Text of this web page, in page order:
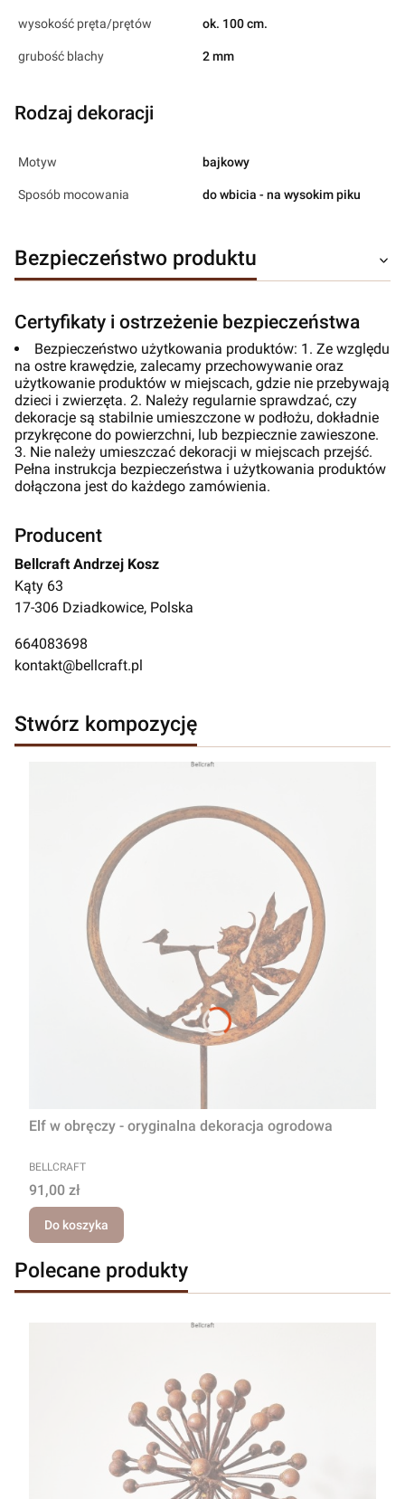
wysokość pręta/prętów ok. 100 cm.
grubość blachy 2 mm
Rodzaj dekoracji
Motyw bajkowy
Sposób mocowania do wbicia - na wysokim piku
Bezpieczeństwo produktu
Certyfikaty i ostrzeżenie bezpieczeństwa
Bezpieczeństwo użytkowania produktów: 1. Ze względu
na ostre krawędzie, zalecamy przechowywanie oraz
użytkowanie produktów w miejscach, gdzie nie przebywają
dzieci i zwierzęta. 2. Należy regularnie sprawdzać, czy
dekoracje są stabilnie umieszczone w podłożu, dokładnie
przykręcone do powierzchni, lub bezpiecznie zawieszone.
3. Nie należy umieszczać dekoracji w miejscach przejść.
Pełna instrukcja bezpieczeństwa i użytkowania produktów
dołączona jest do każdego zamówienia.
Producent
Bellcraft Andrzej Kosz
Kąty 63
17-306 Dziadkowice, Polska
664083698
kontakt@bellcraft.pl
Stwórz kompozycję
Elf w obręczy - oryginalna dekoracja ogrodowa
PRODUCENT
BELLCRAFT
Cena
91,00 zł
Do koszyka
Polecane produkty